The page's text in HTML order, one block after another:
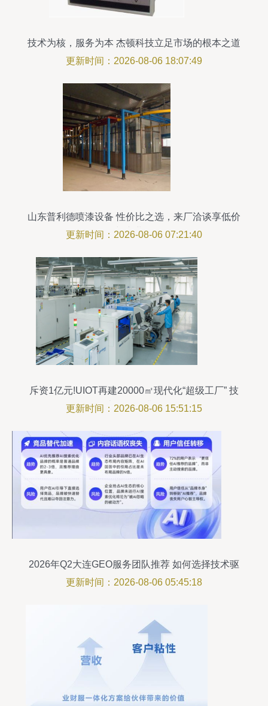
技术为核，服务为本 杰顿科技立足市场的根本之道
更新时间：2026-08-06 18:07:49
山东普利德喷漆设备 性价比之选，来厂洽谈享低价
格与专业服务
更新时间：2026-08-06 07:21:40
斥资1亿元!UIOT再建20000㎡现代化“超级工厂” 技
术服务再升级
更新时间：2026-08-06 15:51:15
2026年Q2大连GEO服务团队推荐 如何选择技术驱
动型合作伙伴
更新时间：2026-08-06 05:45:18